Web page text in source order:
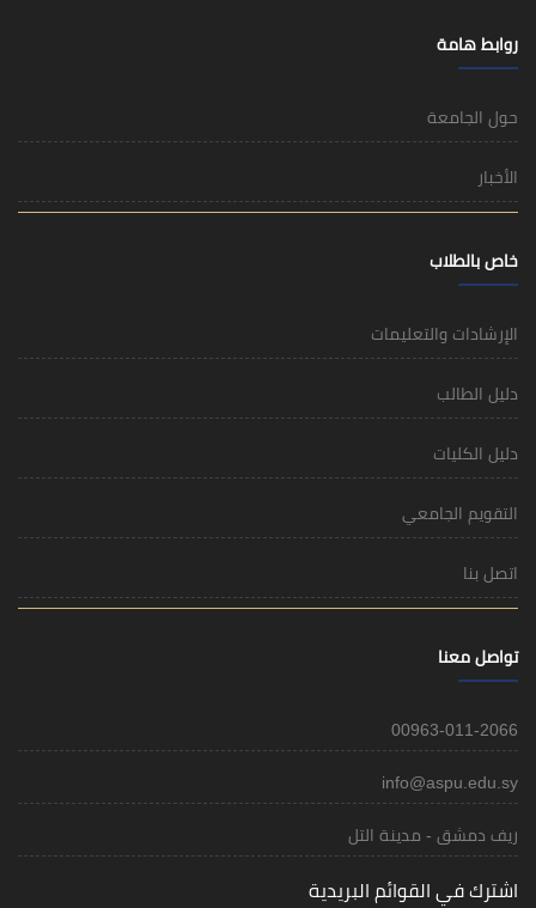
روابط هامة
حول الجامعة
الأخبار
خاص بالطلاب
الإرشادات والتعليمات
دليل الطالب
دليل الكليات
التقويم الجامعي
اتصل بنا
تواصل معنا
00963-011-2066
info@aspu.edu.sy
ريف دمشق - مدينة التل
اشترك في القوائم البريدية